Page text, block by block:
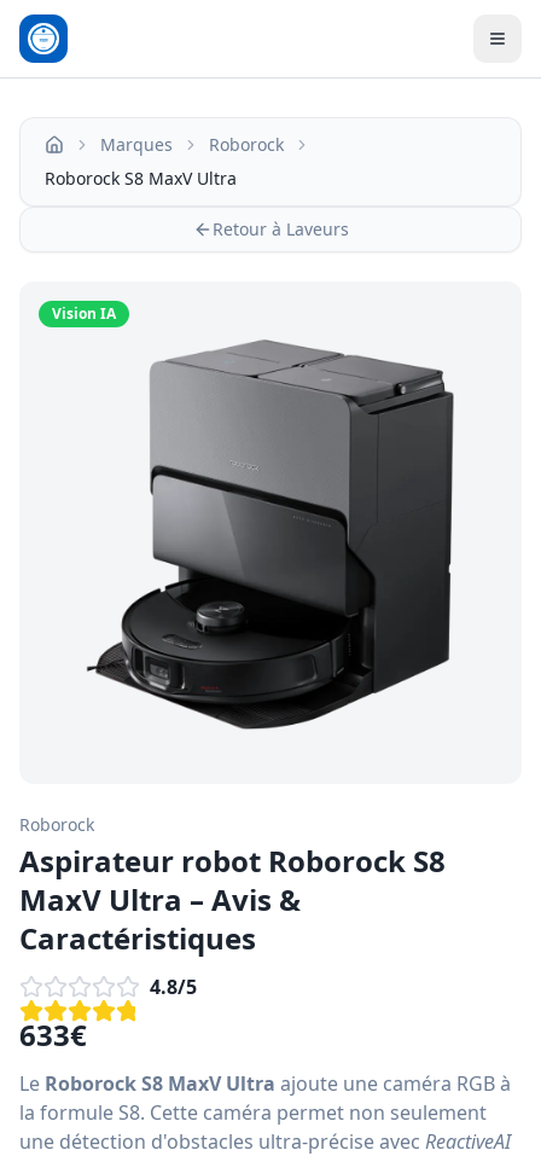
Accueil Marques
Roborock
Roborock S8 MaxV Ultra
Retour à Laveurs
Vision IA
Roborock
Aspirateur robot Roborock S8
MaxV Ultra – Avis &
Caractéristiques
4.8/5
633€
Le Roborock S8 MaxV Ultra ajoute une caméra RGB à
la formule S8. Cette caméra permet non seulement
une détection d'obstacles ultra-précise avec ReactiveAI